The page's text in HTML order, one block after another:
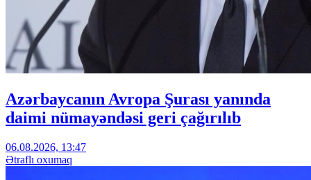
Azərbaycanın Avropa Şurası yanında
daimi nümayəndəsi geri çağırılıb
06.08.2026, 13:47
Ətraflı oxumaq